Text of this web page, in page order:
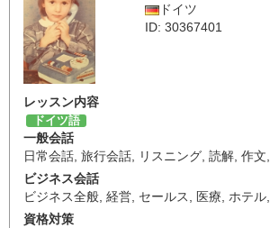
ドイツ
ID: 30367401
レッスン内容
ドイツ語
一般会話
日常会話, 旅行会話, リスニング, 読解, 作文,
ビジネス会話
ビジネス全般, 経営, セールス, 医療, ホテル,
資格対策